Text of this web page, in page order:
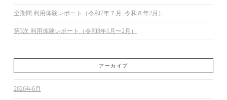
全期間 利用体験レポート（令和7年７月–令和８年2月）
第3次 利用体験レポート（令和8年1月〜2月）
アーカイブ
2026年6月